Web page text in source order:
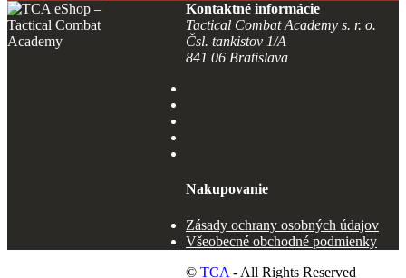
Kontaktné informácie
Tactical Combat Academy s. r. o.
Čsl. tankistov 1/A
841 06 Bratislava
Nakupovanie
Zásady ochrany osobných údajov
Všeobecné obchodné podmienky
© TCA - All Rights Reserved